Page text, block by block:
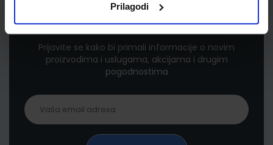
Prilagodi
Newsletter prijava
Prijavite se kako bi primali informacije o novim
proizvodima i uslugama, akcijama i drugim
pogodnostima